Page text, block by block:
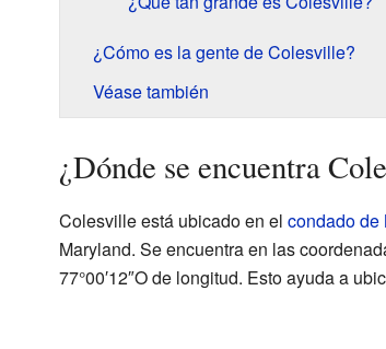
¿Cómo es la gente de Colesville?
Véase también
¿Dónde se encuentra
Colesville está ubicado en el condado de
Maryland. Se encuentra en las
77°00′12″O de longitud. Esto ayuda a